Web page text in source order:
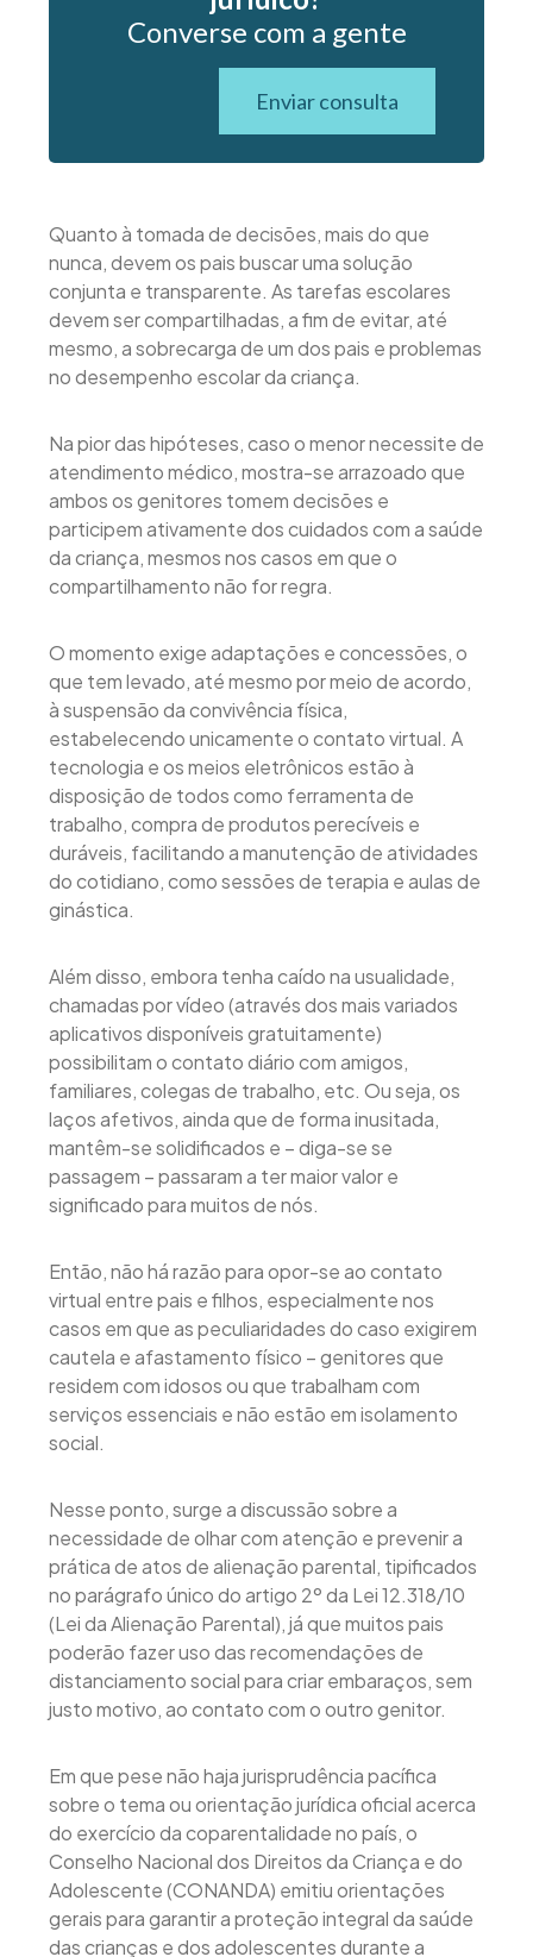
Converse com a gente
Enviar consulta
Quanto à tomada de decisões, mais do que
nunca, devem os pais buscar uma solução
conjunta e transparente. As tarefas escolares
devem ser compartilhadas, a fim de evitar, até
mesmo, a sobrecarga de um dos pais e problemas
no desempenho escolar da criança.
Na pior das hipóteses, caso o menor necessite de
atendimento médico, mostra-se arrazoado que
ambos os genitores tomem decisões e
participem ativamente dos cuidados com a saúde
da criança, mesmos nos casos em que o
compartilhamento não for regra.
O momento exige adaptações e concessões, o
que tem levado, até mesmo por meio de acordo,
à suspensão da convivência física,
estabelecendo unicamente o contato virtual. A
tecnologia e os meios eletrônicos estão à
disposição de todos como ferramenta de
trabalho, compra de produtos perecíveis e
duráveis, facilitando a manutenção de atividades
do cotidiano, como sessões de terapia e aulas de
ginástica.
Além disso, embora tenha caído na usualidade,
chamadas por vídeo (através dos mais variados
aplicativos disponíveis gratuitamente)
possibilitam o contato diário com amigos,
familiares, colegas de trabalho, etc. Ou seja, os
laços afetivos, ainda que de forma inusitada,
mantêm-se solidificados e – diga-se se
passagem – passaram a ter maior valor e
significado para muitos de nós.
Então, não há razão para opor-se ao contato
virtual entre pais e filhos, especialmente nos
casos em que as peculiaridades do caso exigirem
cautela e afastamento físico – genitores que
residem com idosos ou que trabalham com
serviços essenciais e não estão em isolamento
social.
Nesse ponto, surge a discussão sobre a
necessidade de olhar com atenção e prevenir a
prática de atos de alienação parental, tipificados
no parágrafo único do artigo 2º da Lei 12.318/10
(Lei da Alienação Parental), já que muitos pais
poderão fazer uso das recomendações de
distanciamento social para criar embaraços, sem
justo motivo, ao contato com o outro genitor.
Em que pese não haja jurisprudência pacífica
sobre o tema ou orientação jurídica oficial acerca
do exercício da coparentalidade no país, o
Conselho Nacional dos Direitos da Criança e do
Adolescente (CONANDA) emitiu orientações
gerais para garantir a proteção integral da saúde
das crianças e dos adolescentes durante a